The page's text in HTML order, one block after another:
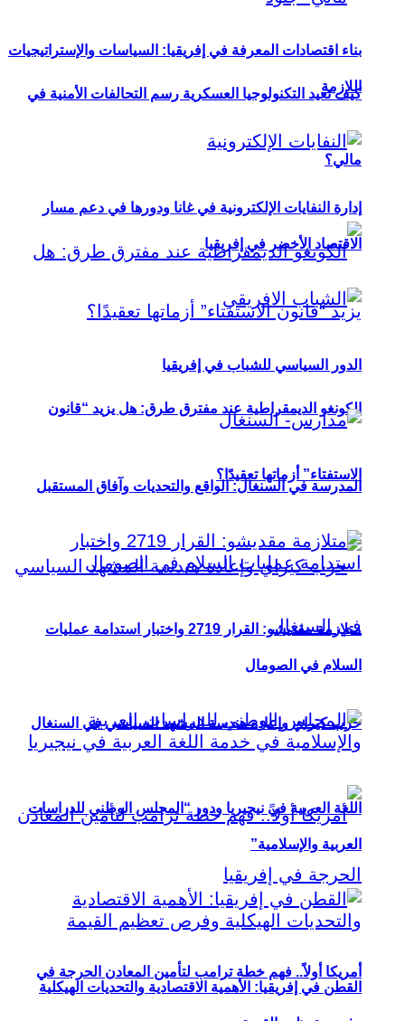
كيف تعيد التكنولوجيا العسكرية رسم التحالفات الأمنية في
مالي؟
الكونغو الديمقراطية عند مفترق طرق: هل يزيد “قانون
الاستفتاء” أزماتها تعقيدًا؟
حزب كيراي وإعادة هندسة المشهد السياسي في السنغال
أمريكا أولاً.. فهم خطة ترامب لتأمين المعادن الحرجة في
بناء اقتصادات المعرفة في إفريقيا: السياسات والإستراتيجيات
اللازمة
إدارة النفايات الإلكترونية في غانا ودورها في دعم مسار
الاقتصاد الأخضر في إفريقيا
الدور السياسي للشباب في إفريقيا
المدرسة في السنغال: الواقع والتحديات وآفاق المستقبل
متلازمة مقديشو: القرار 2719 واختبار استدامة عمليات
السلام في الصومال
اللغة العربية في نيجيريا ودور “المجلس الوطني للدراسات
العربية والإسلامية”
القطن في إفريقيا: الأهمية الاقتصادية والتحديات الهيكلية